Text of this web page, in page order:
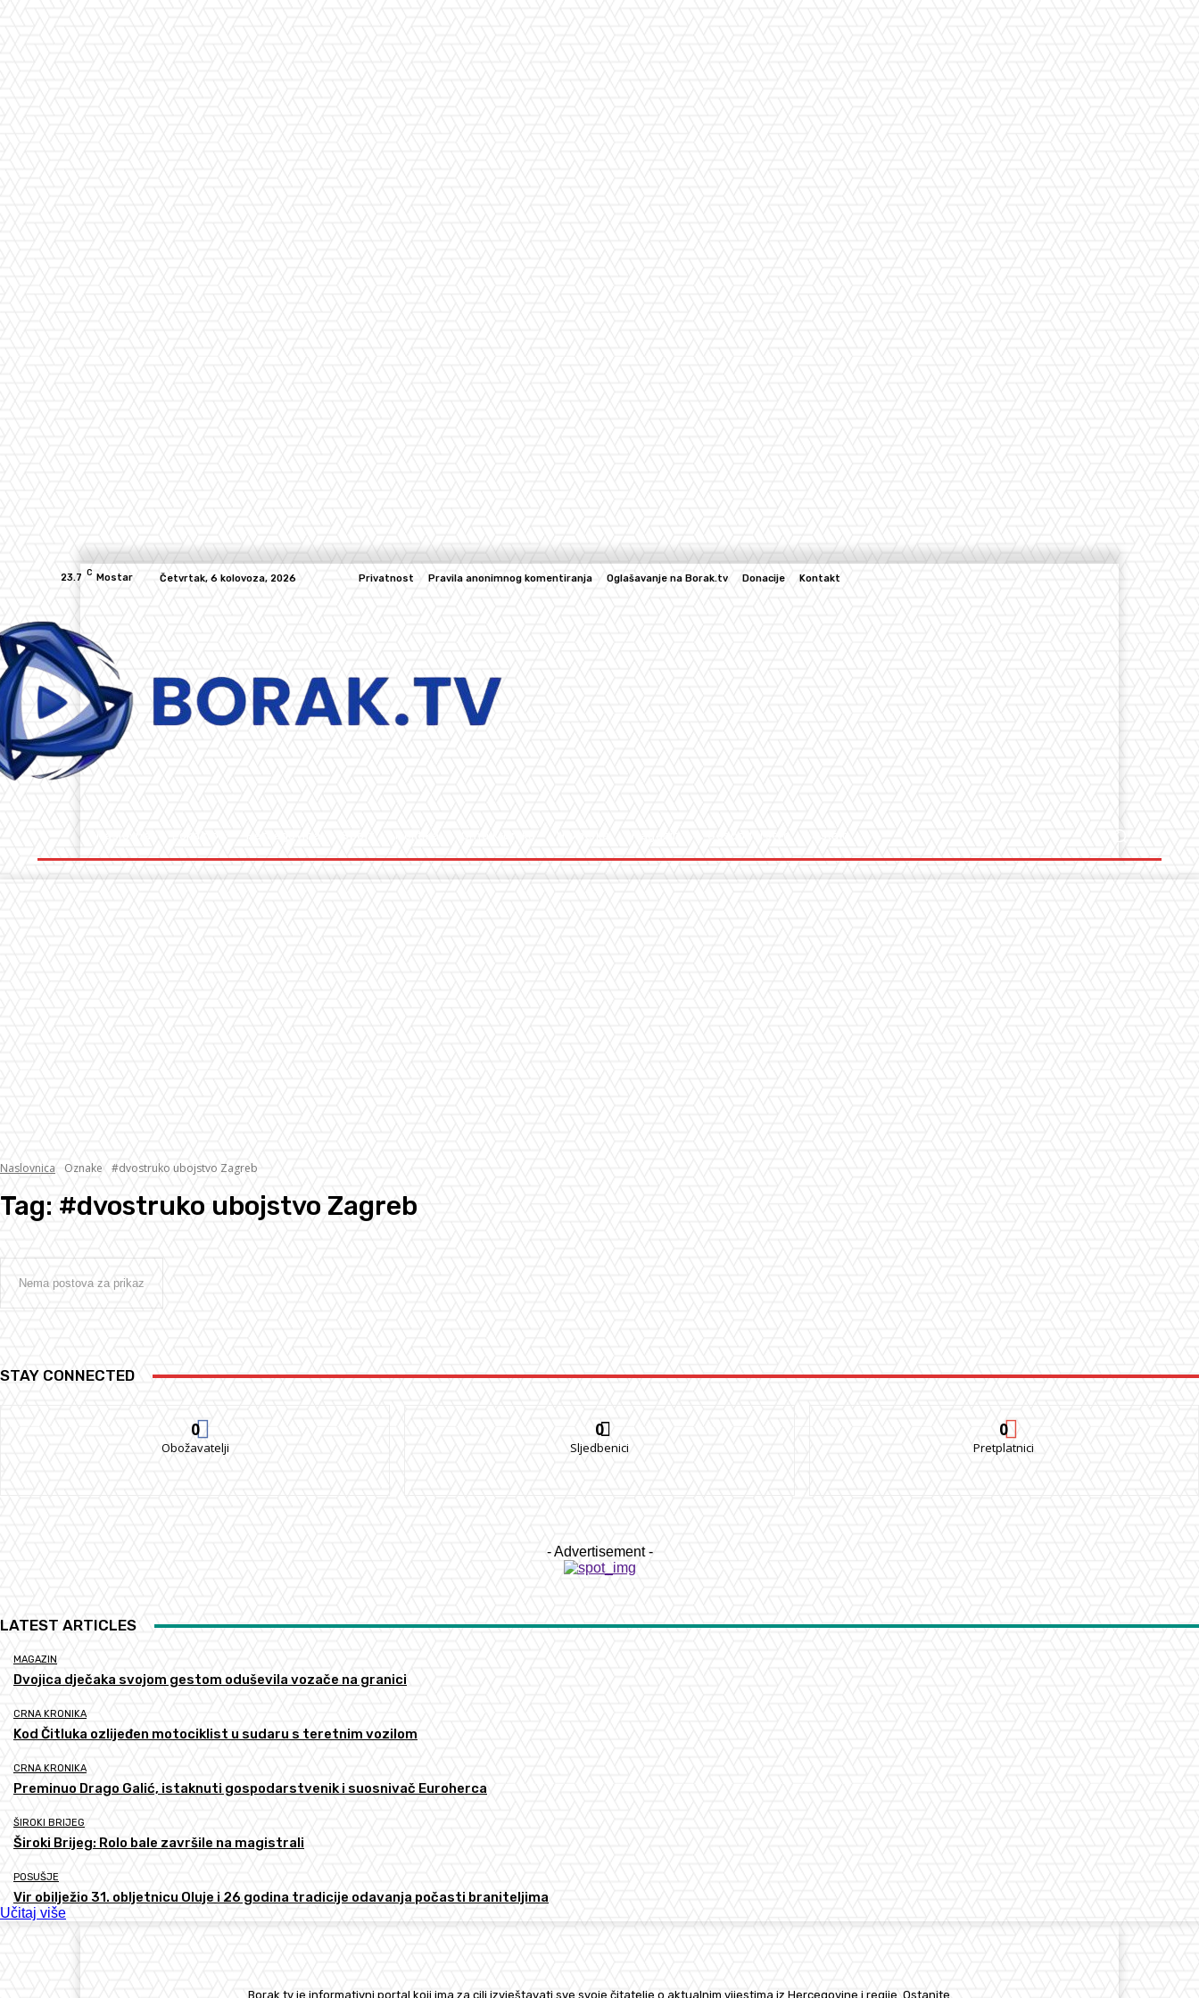
23.7 C Mostar Četvrtak, 6 kolovoza, 2026 Privatnost Pravila anonimnog komentiranja Oglašavanje na Borak.tv Donacije Kontakt
Naslovnica Oznake #dvostruko ubojstvo Zagreb
Tag: #dvostruko ubojstvo Zagreb
Nema postova za prikaz
STAY CONNECTED
0
Obožavatelji
0
Sljedbenici
0
Pretplatnici
- Advertisement -
LATEST ARTICLES
MAGAZIN
Dvojica dječaka svojom gestom oduševila vozače na granici
CRNA KRONIKA
Kod Čitluka ozlijeđen motociklist u sudaru s teretnim vozilom
CRNA KRONIKA
Preminuo Drago Galić, istaknuti gospodarstvenik i suosnivač Euroherca
ŠIROKI BRIJEG
Široki Brijeg: Rolo bale završile na magistrali
POSUŠJE
Vir obilježio 31. obljetnicu Oluje i 26 godina tradicije odavanja počasti braniteljima
Učitaj više
Borak.tv je informativni portal koji ima za cilj izvještavati sve svoje čitatelje o aktualnim vijestima iz Hercegovine i regije. Ostanite